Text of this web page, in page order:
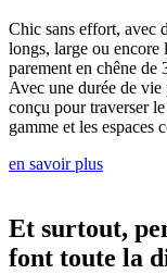
Chic sans effort, avec
longs, large ou encore
parement en chêne de
Avec une durée de vie
conçu pour traverser
gamme et les espaces
en savoir plus
Et surtout,
font toute la